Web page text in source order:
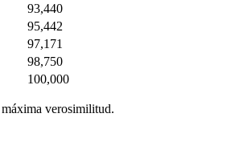
93,440
95,442
97,171
98,750
100,000
verosimilitud.